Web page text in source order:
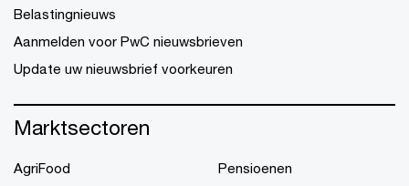
Belastingnieuws
Aanmelden voor PwC nieuwsbrieven
Update uw nieuwsbrief voorkeuren
Marktsectoren
AgriFood
Pensioenen